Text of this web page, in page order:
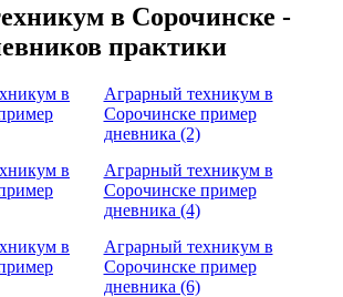
в Сорочинске -
практики
в
Аграрный техникум в
Сорочинске пример
дневника (2)
в
Аграрный техникум в
Сорочинске пример
дневника (4)
в
Аграрный техникум в
Сорочинске пример
дневника (6)